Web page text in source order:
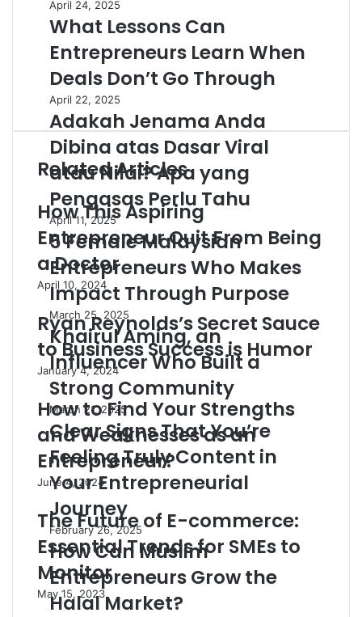
April 24, 2025
What Lessons Can
Entrepreneurs Learn When
Deals Don’t Go Through
April 22, 2025
Adakah Jenama Anda
Dibina atas Dasar Viral
atau Nilai? Apa yang
Pengasas Perlu Tahu
April 11, 2025
5 Female Malaysian
Entrepreneurs Who Makes
Impact Through Purpose
March 25, 2025
Khairul Aming, an
Influencer Who Built a
Strong Community
March 21, 2025
Clear Signs That You’re
Feeling Truly Content in
Your Entrepreneurial
Journey
February 26, 2025
How Can Muslim
Entrepreneurs Grow the
Halal Market?
Related Articles
How This Aspiring
Entrepreneur Quit From Being
a Doctor
April 10, 2024
Ryan Reynolds’s Secret Sauce
to Business Success is Humor
January 4, 2024
How to Find Your Strengths
and Weaknesses as an
Entrepreneur?
June 4, 2024
The Future of E-commerce:
Essential Trends for SMEs to
Monitor
May 15, 2023